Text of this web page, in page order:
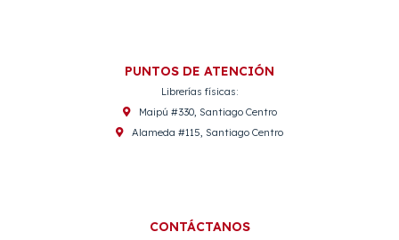
PUNTOS DE ATENCIÓN
Librerías físicas:
Maipú #330, Santiago Centro
Alameda #115, Santiago Centro
CONTÁCTANOS